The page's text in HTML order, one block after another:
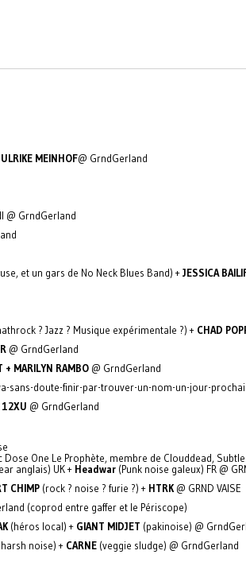
MEINHOF@ GrndGerland
@ GrndGerland
et un gars de No Neck Blues Band) +JESSICA
? Jazz ? Musique expérimentale ?) + CHAD
@ GrndGerland
+ MARILYN RAMBO @ GrndGerland
sans-doute-finir-par-trouver-un-nom-un-jour-
12XU @ GrndGerland
One Le Prophète, membre de Clouddead,
anglais) UK + Headwar (Punk noise galeux) FR @
CHIMP (rock ? noise ? furie ?) + HTRK@ GRND VAISE
(coprod entre gaffer et le Périscope)
(héros local) + GIANT MIDJET (pakinoise) @
noise) + CARNE (veggie sludge) @ GrndGerland